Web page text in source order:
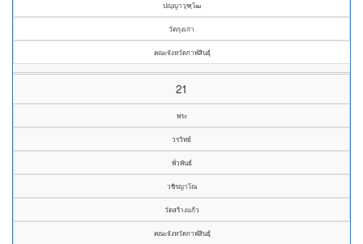
ปญฺญาวุฑฺโฒ
วัดกุงเก่า
คณะจังหวัดกาฬสินธุ์
21
พระ
วรวิทย์
พั่วพันธ์
วชิรญาโณ
วัดสร้างแก้ว
คณะจังหวัดกาฬสินธุ์